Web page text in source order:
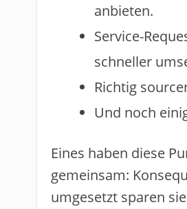
anbieten.
Service-
schneller
Richtig
Und noch
Eines haben diese
gemeinsam:
umgesetzt sparen